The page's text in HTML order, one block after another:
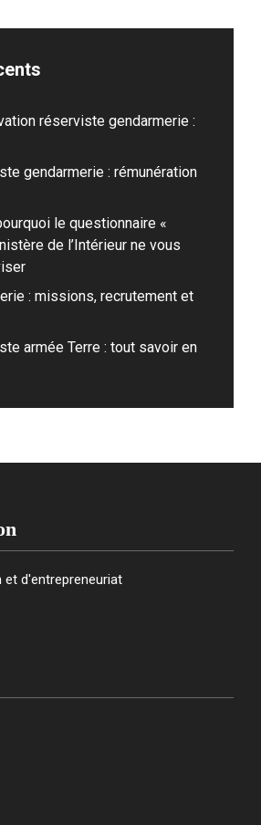
réserviste gendarmerie :
gendarmerie : rémunération
le questionnaire «
de l’Intérieur ne vous
: missions, recrutement et
armée Terre : tout savoir en
d'entrepreneuriat